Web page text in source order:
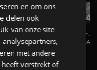
De perfecte (gezins)taxi? -
ES500e (2026) - REVIEW -
UITGELEGD! - AutoRAI TV
en om ons
delen ook
van onze site
analysepartners,
met andere
verstrekt of